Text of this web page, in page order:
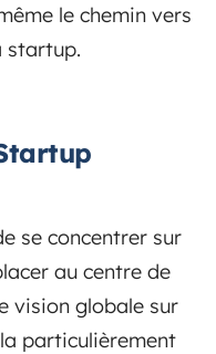
le chemin vers
startup.
se concentrer sur
au centre de
vision globale sur
particulièrement